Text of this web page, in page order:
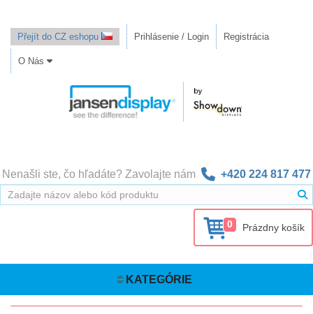
Přejít do CZ eshopu Prihlásenie / Login Registrácia
O Nás
Nenašli ste, čo hľadáte? Zavolajte nám +420 224 817 477
0 Prázdny košík
KATEGÓRIE